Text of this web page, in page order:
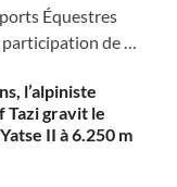
Équestres
de …
l’alpiniste
Tazi gravit le
II à 6.250 m